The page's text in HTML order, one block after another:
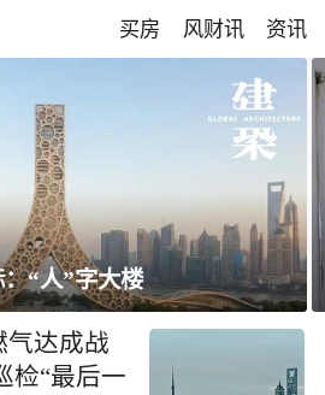
买房 风财讯 资讯
“人”字大楼
气达成战
检“最后一